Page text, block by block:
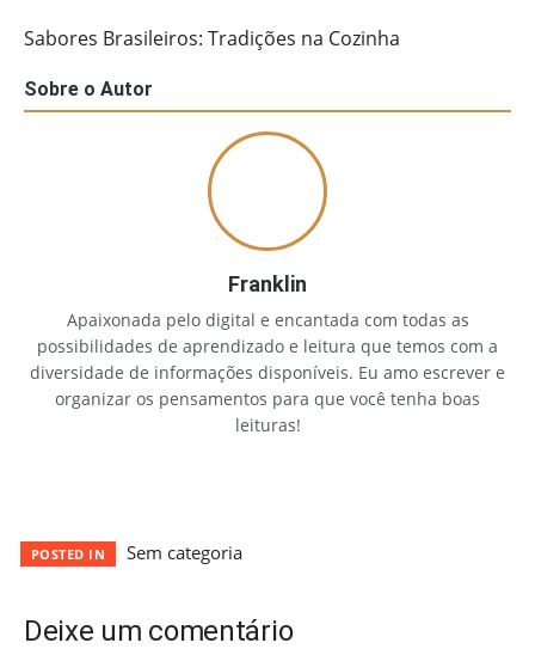
Sabores Brasileiros: Tradições na Cozinha
Sobre o Autor
Franklin
Apaixonada pelo digital e encantada com todas as
possibilidades de aprendizado e leitura que temos com a
diversidade de informações disponíveis. Eu amo escrever e
organizar os pensamentos para que você tenha boas
leituras!
POSTED IN Sem categoria
Deixe um comentário